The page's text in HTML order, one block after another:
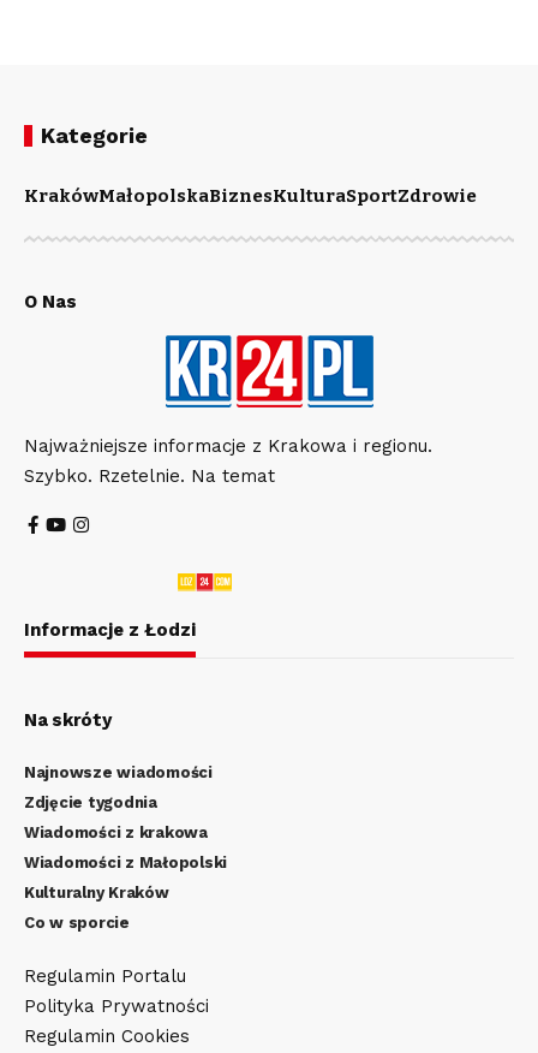
Kategorie
KrakówMałopolskaBiznesKulturaSportZdrowie
O Nas
Najważniejsze informacje z Krakowa i regionu.
Szybko. Rzetelnie. Na temat
Informacje z Łodzi
Na skróty
Najnowsze wiadomości
Zdjęcie tygodnia
Wiadomości z krakowa
Wiadomości z Małopolski
Kulturalny Kraków
Co w sporcie
Regulamin Portalu
Polityka Prywatności
Regulamin Cookies